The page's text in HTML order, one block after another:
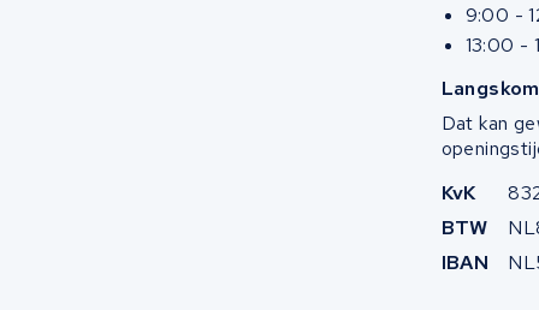
9:00 -
13:00 -
Dat kan
KvK
BTW
IBAN